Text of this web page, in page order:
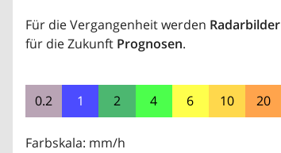
Für die Vergangenheit werden Radarbilder
für die Zukunft Prognosen.
0.2 1 2 4 6 10 20
Farbskala: mm/h